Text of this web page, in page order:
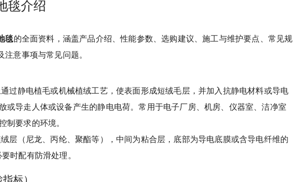
毯介绍
毯的全面资料，涵盖产品介绍、性能参数、选购建议、施工与维护要点、常见规
意事项与常见问题。
过静电植毛或机械植绒工艺，使表面形成短绒毛层，并加入抗静电材料或导电
或导走人体或设备产生的静电电荷。常用于电子厂房、机房、仪器室、洁净室
制要求的环境。
层（尼龙、丙纶、聚酯等），中间为粘合层，底部为导电底膜或含导电纤维的
时配有防滑处理。
标）